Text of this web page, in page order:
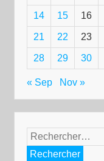
14 15 16
21 22 23
28 29 30
« Sep Nov »
Rechercher :